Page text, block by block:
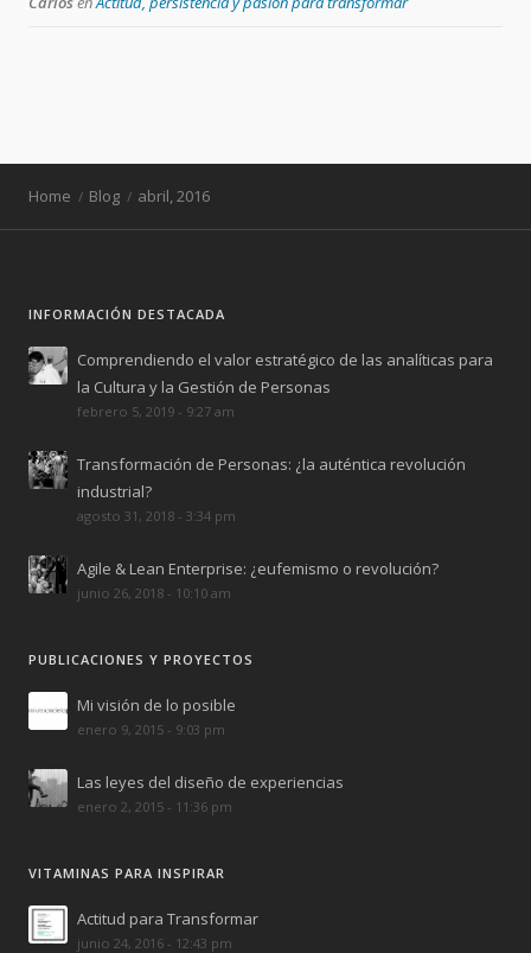
Home Blog abril, 2016
INFORMACIÓN DESTACADA
Comprendiendo el valor estratégico de las analíticas para
la Cultura y la Gestión de Personas
febrero 5, 2019 - 9:27 am
Transformación de Personas: ¿la auténtica revolución
industrial?
agosto 31, 2018 - 3:34 pm
Agile & Lean Enterprise: ¿eufemismo o revolución?
junio 26, 2018 - 10:10 am
PUBLICACIONES Y PROYECTOS
Mi visión de lo posible
enero 9, 2015 - 9:03 pm
Las leyes del diseño de experiencias
enero 2, 2015 - 11:36 pm
VITAMINAS PARA INSPIRAR
Actitud para Transformar
junio 24, 2016 - 12:43 pm